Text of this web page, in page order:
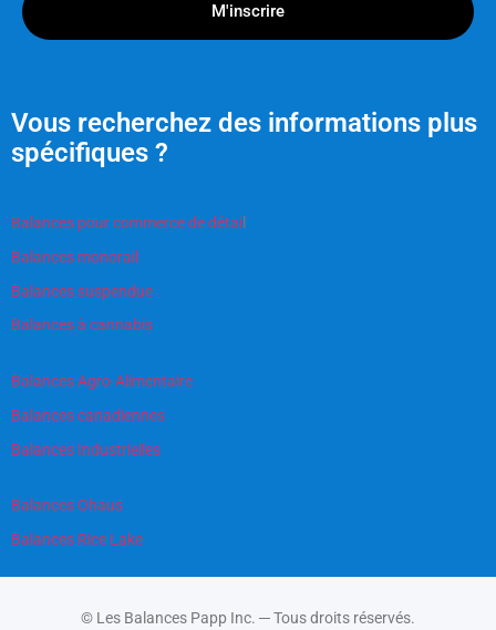
M'inscrire
Vous recherchez des informations plus
spécifiques ?
Balances pour commerce de détai
Balances monorail
Balances suspendue
Balances à cannabis
Balances Agro-Alimentaire
Balances canadiennes
Balances Industrielles
Balances Ohaus
Balances Rice Lake
© Les Balances Papp Inc. ─ Tous droits réservés.